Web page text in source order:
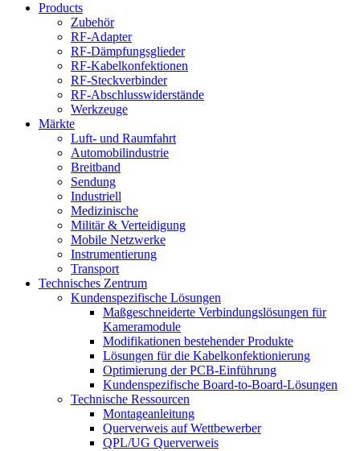
Products
Zubehör
RF-Adapter
RF-Dämpfungsglieder
RF-Kabelkonfektionen
RF-Steckverbinder
RF-Abschlusswiderstände
Werkzeuge
Märkte
Luft- und Raumfahrt
Automobilindustrie
Breitband
Sendung
Industriell
Medizinische
Militär & Verteidigung
Mobile Netzwerke
Instrumentierung
Transport
Technisches Zentrum
Kundenspezifische Lösungen
Maßgeschneiderte Verbindungslösungen für
Kameramodule
Modifikationen bestehender Produkte
Lösungen für die Kabelkonfektionierung
Optimierung der PCB-Einführung
Kundenspezifische Board-to-Board-Lösungen
Technische Ressourcen
Montageanleitung
Querverweis auf Wettbewerber
QPL/UG Querverweis